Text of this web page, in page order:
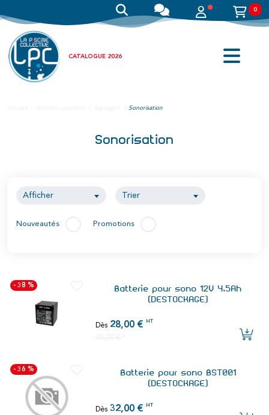
0
CATALOGUE 2026
Sonorisation
Sonorisation
Afficher Trier
Nouveautés Promotions
- 38 %
Batterie pour sono 12V 4,5Ah
(DESTOCKAGE)
Dès 28,00 € HT
- 36 %
Batterie pour sono BST001
(DESTOCKAGE)
Dès 32,00 € HT